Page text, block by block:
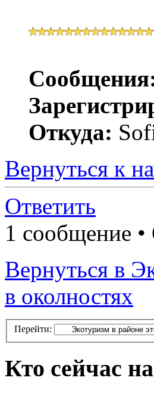
Откуда:
Вернуться к
Ответить
1 сообщение •
Вернуться в
в околностях
Перейти:
Кто сейчас